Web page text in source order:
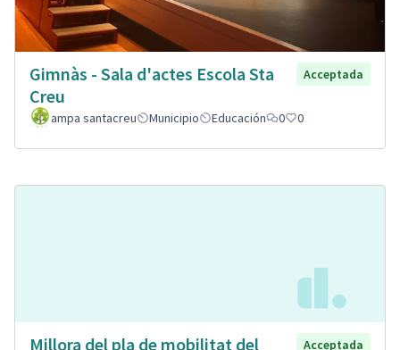
Gimnàs - Sala d'actes Escola Sta
Creu
Acceptada
ampa santacreu Municipio Educación 0 0
Millora del pla de mobilitat del
Acceptada